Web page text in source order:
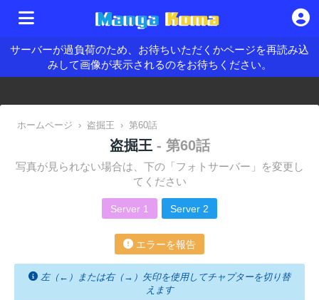
サーバーが過負荷のため、お待ちいただくかページを再読み込
みして画像が表示されるのをお待ちください。
ホームページ › 盗掘王 › 第60話
盗掘王 - 第60話
写真が見られない場合は、下の「フォトサーバー」を変更し
てください
Server 1 Server 2
エラーを報告
左（←）または右（→）矢印を使用してチャプターを切り替
えます